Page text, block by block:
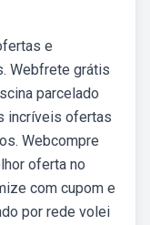
e
Webfrete grátis
parcelado
incríveis ofertas
Webcompre
oferta no
com cupom e
por rede volei